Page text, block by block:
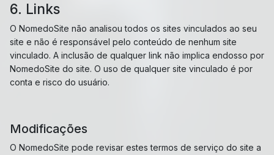
6. Links
O NomedoSite não analisou todos os sites vinculados ao seu
site e não é responsável pelo conteúdo de nenhum site
vinculado. A inclusão de qualquer link não implica endosso por
NomedoSite do site. O uso de qualquer site vinculado é por
conta e risco do usuário.
Modificações
O NomedoSite pode revisar estes termos de serviço do site a